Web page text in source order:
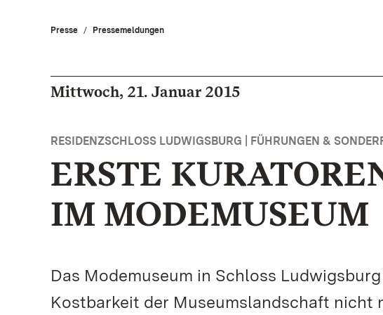
Presse Pressemeldungen
Mittwoch, 21. Januar 2015
RESIDENZSCHLOSS LUDWIGSBURG | FÜHRUNGEN &
ERSTE
IM MODEMUSEUM
Das Modemuseum in Schloss
Kostbarkeit der Museumslandschaft nicht